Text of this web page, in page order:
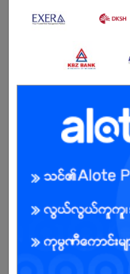
- Danayarzar ကို ၂၀၁
တည်ထောင်ခဲ့ပါသည်။
- ကြိုးစားအားထုတ်မှု၊ အ
နိုင်ခဲ့ခြင်းတို့ကြောင့် ကျွ
တိုးတက်လာခဲ့ပြီး ယခုအခ
ပေးသည့် ကုမ္ပဏီများထဲ
အမြင်များနှင့် အတွေ့အက
တစ်ခု ဖန်တီးပေးပြီး
(ဝန်ဆောင်မှုအရည်အသွေး),
စသော အရေးကြီးသော အာ
ပါသည်။